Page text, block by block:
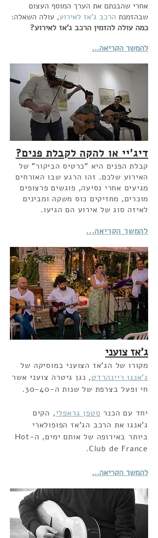
אחרי שהבנתם את הערך המוסף העצום
שבהזמנת הרכב ג'אז לאירוע, עולה השאלה:
כמה עולה להזמין הרכב ג'אז לאירוע?
להמשך הקריאה...
דיג'יי או להקה לקבלת פנים?
קבלת הפנים היא "כרטיס הביקור" של
האירוע שלכם. זהו הרגע שבו האורחים
מגיעים אחרי נסיעה, פוגשים פרצופים
מוכרים, מחזיקים כוס משקה ומבינים
לאיזה סוג של אירוע הם הגיעו.
להמשך הקריאה...
ג'אז צועני
מקורו של הג'אז הצועני במוסיקה של
ג'אנגו ריינהרדט, נגן גיטרה צועני אשר
חי ופעל בצרפת של שנות ה-30-40.
יחד עם הכנר סטפן גראפלי, הקים
ג'אנגו את הרכב הג'אז הפופולארי
ביותר באירופה של אותם ימים, ה-Hot
Club de France.
להמשך הקריאה...